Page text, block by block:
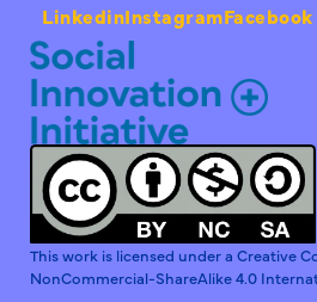
LinkedinInstagramFacebook
This work is licensed under a Creative
NonCommercial-ShareAlike 4.0